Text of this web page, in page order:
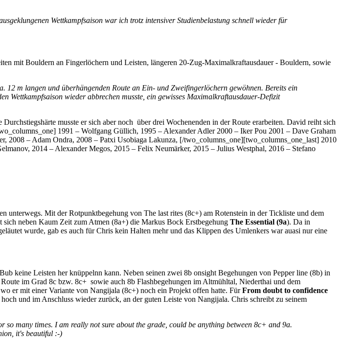
Wettkampfsaison war ich trotz intensiver Studienbelastung schnell wieder für
mit Bouldern an Fingerlöchern und Leisten, längeren 20-Zug-Maximalkraftausdauer - Bouldern, sowie
12 m langen und überhängenden Route an Ein- und Zweifingerlöchern gewöhnen. Bereits ein
Wettkampfsaison wieder abbrechen musste, ein gewisses Maximalkraftausdauer-Defizit
musste er sich aber noch über drei Wochenenden in der Route erarbeiten. David reiht sich
1991 – Wolfgang Güllich, 1995 – Alexander Adler 2000 – Iker Pou 2001 – Dave Graham
– Adam Ondra, 2008 – Patxi Usobiaga Lakunza, [/two_columns_one][two_columns_one_last] 2010
2014 – Alexander Megos, 2015 – Felix Neumärker, 2015 – Julius Westphal, 2016 – Stefano
Mit der Rotpunktbegehung von The last rites (8c+) am Rotenstein in der Tickliste und dem
neben Kaum Zeit zum Atmen (8a+) die Markus Bock Erstbegehung The Essential (9a). Da in
wurde, gab es auch für Chris kein Halten mehr und das Klippen des Umlenkers war auasi nur eine
keine Leisten her knüppelnn kann. Neben seinen zwei 8b onsight Begehungen von Pepper line (8b) in
im Grad 8c bzw. 8c+ sowie auch 8b Flashbegehungen im Altmühltal, Niederthai und dem
er mit einer Variante von Nangijala (8c+) noch ein Projekt offen hatte. FürFrom doubt to confidence
und im Anschluss wieder zurück, an der guten Leiste von Nangijala. Chris schreibt zu seinem
many times. I am really not sure about the grade, could be anything between 8c+ and 9a.
it's beautiful :-)